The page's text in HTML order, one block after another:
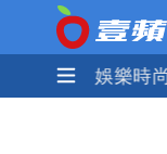
熱門 娛樂時